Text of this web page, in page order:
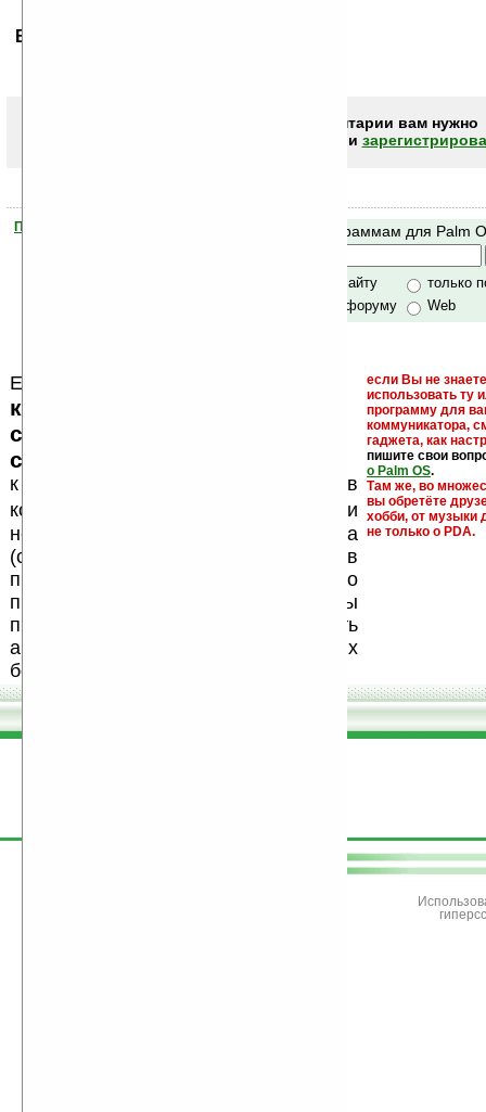
Ваше мнение будет первым.
Чтобы писать комментарии вам нужно
или
Помогите Ладошкам стать лучше
Поиск по программам для Palm
только по сайту
только
по сайту и форуму
Web
Еще раз обращаем внимание, что
кейгены, кряки - лекарства,
серийные номера, ключи и
ссылки на варезные сайты
если Вы не
использовать ту
программу для
коммуникатора,
гаджета, как
пишите свои
о Palm OS.
Там же, во
вы обретёте
хобби, от музыки
не только о PDA.
к публикации на нашем сайте в
комментариях
, как и
несанкционированная реклама
(спам). Мы поддерживаем авторов
программ и развитие легального
программного обеспечения. Также мы
призываем Вас поддерживать
авторов, особенно создающих
бесплатные (freeware) программы.